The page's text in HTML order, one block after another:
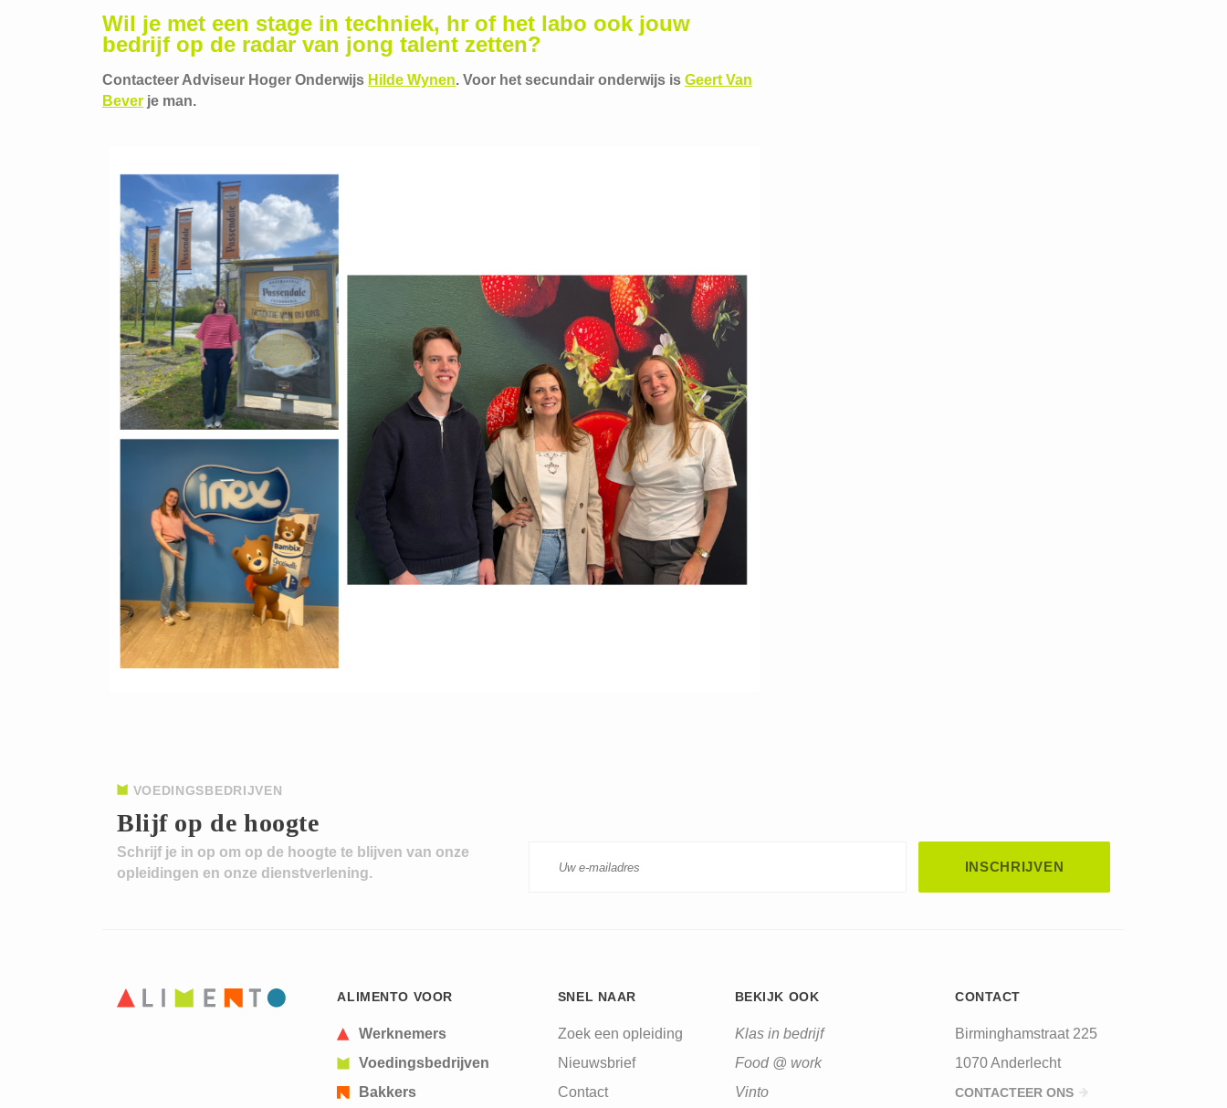
Wil je met een stage in techniek, hr of het labo ook jouw
bedrijf op de radar van jong talent zetten?
Contacteer Adviseur Hoger Onderwijs Hilde Wynen. Voor het secundair onderwijs is Geert Van
Bever je man.
Blijf op de hoogte
VOEDINGSBEDRIJVEN
Schrijf je in op om op de hoogte te blijven van onze
opleidingen en onze dienstverlening.
ALIMENTO VOOR
Werknemers
Voedingsbedrijven
Bakkers
SNEL NAAR
Zoek een opleiding
Nieuwsbrief
Contact
BEKIJK OOK
Klas in bedrijf
Food @ work
Vinto
CONTACT
Birminghamstraat 225
1070 Anderlecht
CONTACTEER ONS